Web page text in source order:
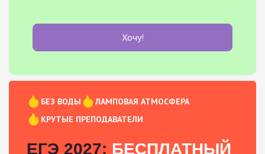
Хочу!
БЕЗ ВОДЫ
ЛАМПОВАЯ АТМОСФЕРА
КРУТЫЕ ПРЕПОДАВАТЕЛИ
ЕГЭ 2027: БЕСПЛАТНЫЙ